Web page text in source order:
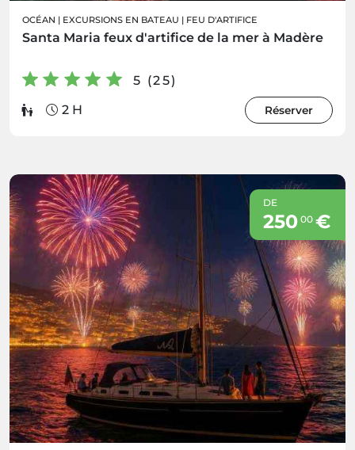
OCÉAN | EXCURSIONS EN BATEAU | FEU D'ARTIFICE
Santa Maria feux d'artifice de la mer à Madère
5 (25)
2 H
Réserver
DE
250 00€